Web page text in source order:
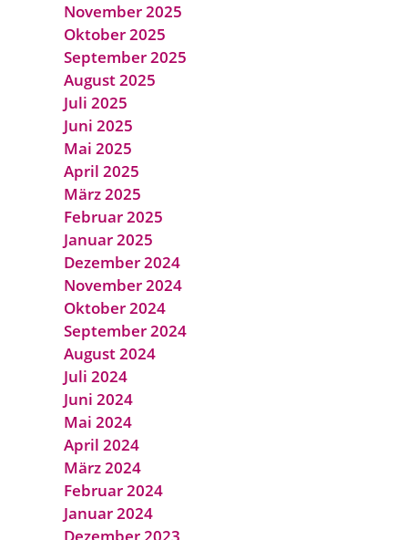
November 2025
Oktober 2025
September 2025
August 2025
Juli 2025
Juni 2025
Mai 2025
April 2025
März 2025
Februar 2025
Januar 2025
Dezember 2024
November 2024
Oktober 2024
September 2024
August 2024
Juli 2024
Juni 2024
Mai 2024
April 2024
März 2024
Februar 2024
Januar 2024
Dezember 2023